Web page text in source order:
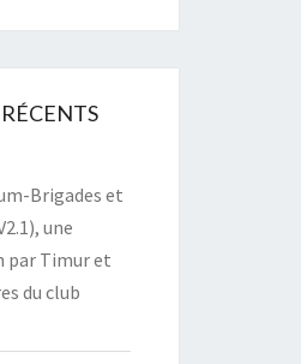
Brigades et
une
par Timur et
du club